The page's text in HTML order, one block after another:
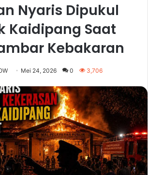
Nyaris Dipukul
Kaidipang Saat
Kebakaran
Mei 24, 2026 0 3,706